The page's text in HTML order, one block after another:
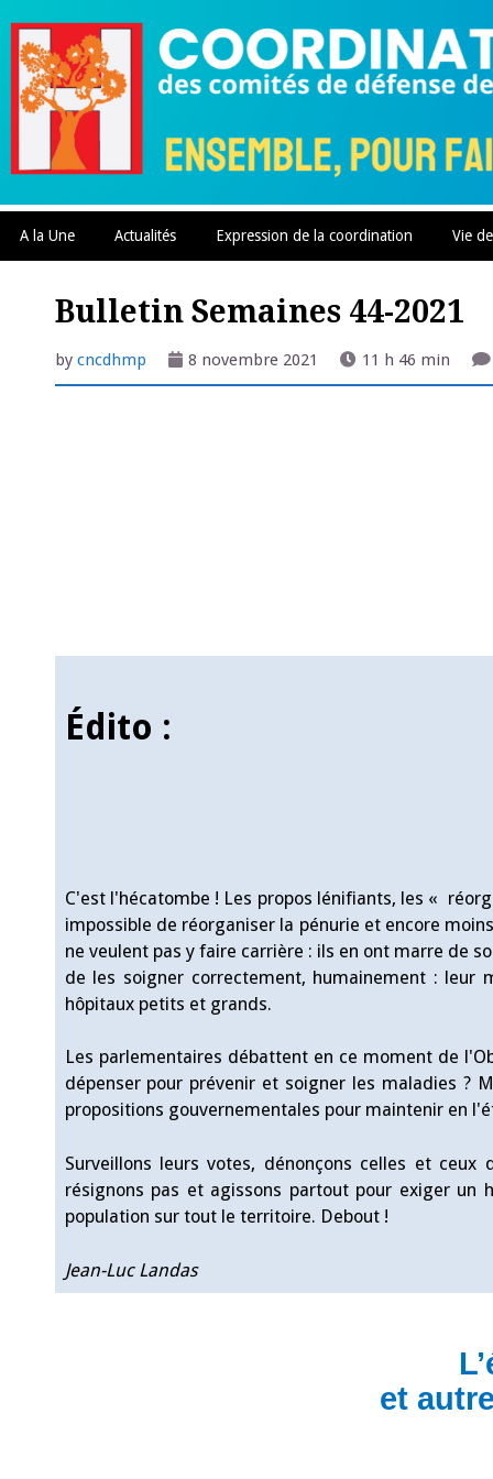
content
A la Une Actualités Expression de la coordination Vie
Bulletin Semaines 44-2021
bycncdhmp 8 novembre 2021 11 h 46 min
Édito :
C'est l'hécatombe ! Les propos lénifiants, les «
impossible de réorganiser la pénurie et encore
ne veulent pas y faire carrière : ils en ont marre de
de les soigner correctement, humainement : leur
hôpitaux petits et grands.
Les parlementaires débattent en ce moment de
dépenser pour prévenir et soigner les maladies ?
propositions gouvernementales pour maintenir en
Surveillons leurs votes, dénonçons celles et
résignons pas et agissons partout pour exiger
population sur tout le territoire. Debout !
Jean-Luc Landas
et